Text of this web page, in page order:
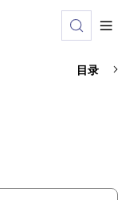
index is
目录